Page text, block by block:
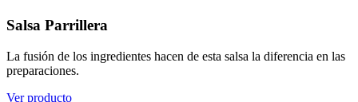
Salsa Parrillera
La fusión de los ingredientes hacen de esta salsa la diferencia en las
preparaciones.
Ver producto